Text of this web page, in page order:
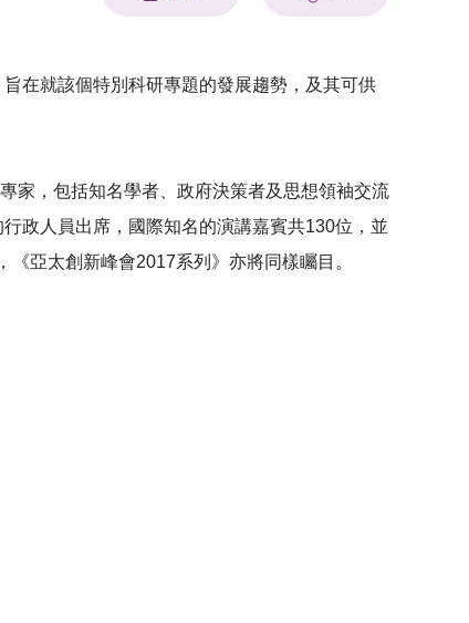
在就該個特別科研專題的發展趨勢，及其可供
家，包括知名學者、政府決策者及思想領袖交流
政人員出席，國際知名的演講嘉賓共130位，並
亞太創新峰會2017系列》亦將同樣矚目。